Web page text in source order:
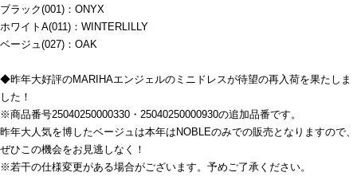
ブラック(001)：ONYX
ホワイトA(011)：WINTERLILLY
ベージュ(027)：OAK
◆昨年大好評のMARIHAエンジェルのミニドレスが待望の再入荷を果たしま
した！
※商品番号25040250000330・25040250000930の追加品番です。
昨年大人気を博したベージュは本年はNOBLEのみでの販売となりますので、
ぜひこの機会をお見逃しなく！
※若干の仕様変更がある場合がございます。予めご了承ください。